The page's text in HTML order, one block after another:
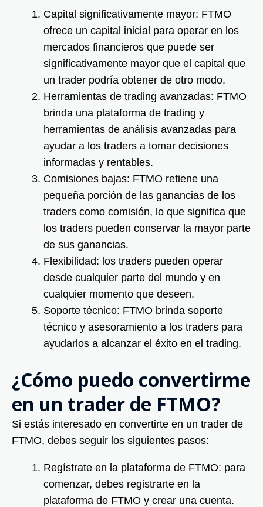
Capital significativamente mayor: FTMO
ofrece un capital inicial para operar en los
mercados financieros que puede ser
significativamente mayor que el capital que
un trader podría obtener de otro modo.
Herramientas de trading avanzadas: FTMO
brinda una plataforma de trading y
herramientas de análisis avanzadas para
ayudar a los traders a tomar decisiones
informadas y rentables.
Comisiones bajas: FTMO retiene una
pequeña porción de las ganancias de los
traders como comisión, lo que significa que
los traders pueden conservar la mayor parte
de sus ganancias.
Flexibilidad: los traders pueden operar
desde cualquier parte del mundo y en
cualquier momento que deseen.
Soporte técnico: FTMO brinda soporte
técnico y asesoramiento a los traders para
ayudarlos a alcanzar el éxito en el trading.
¿Cómo puedo convertirme
en un trader de FTMO?
Si estás interesado en convertirte en un trader de
FTMO, debes seguir los siguientes pasos:
Regístrate en la plataforma de FTMO: para
comenzar, debes registrarte en la
plataforma de FTMO y crear una cuenta.